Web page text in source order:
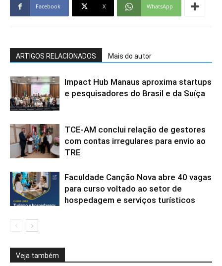
Facebook X WhatsApp
ARTIGOS RELACIONADOS Mais do autor
Impact Hub Manaus aproxima startups
e pesquisadores do Brasil e da Suíça
TCE-AM conclui relação de gestores
com contas irregulares para envio ao
TRE
Faculdade Canção Nova abre 40 vagas
para curso voltado ao setor de
hospedagem e serviços turísticos
Veja também